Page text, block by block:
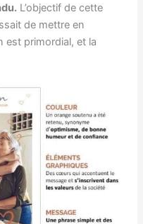
L’objectif de cette
de mettre en
est primordial, et la